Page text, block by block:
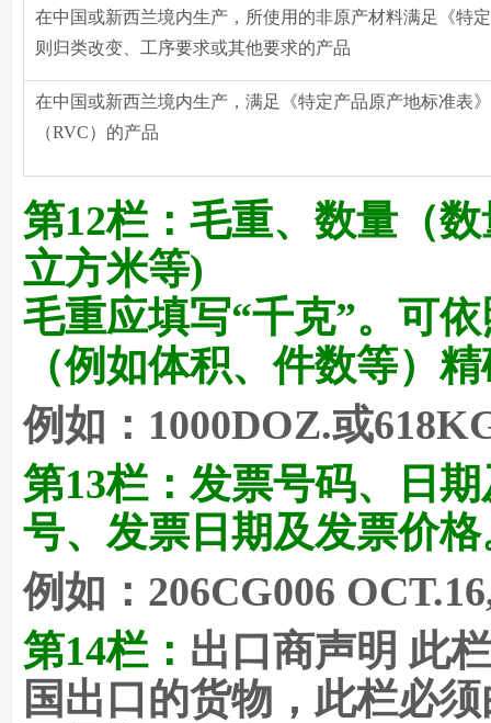
在中国或新西兰境内生产，所使用的非原产材料满足《特
则归类改变、工序要求或其他要求的产品
在中国或新西兰境内生产，满足《特定产品原产地标准表
（RVC）的产品
第12栏： 毛重、数量（
立方米等)
毛重应填写“千克”。可
（例如体积、件数等）
例如：1000DOZ.或
第13栏： 发票号码、日
号、发票日期及发票价格
例如：206CG006
第14栏： 出口商声明 此
国出口的货物，此栏必